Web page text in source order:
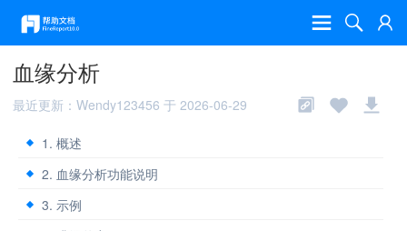
血缘分析
最近更新：Wendy123456 于 2026-06-29
1. 概述
2. 血缘分析功能说明
3. 示例